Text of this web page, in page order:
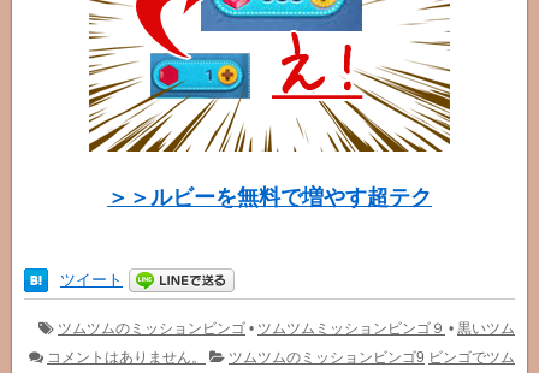
＞＞ルビーを無料で増やす超テク
ツイート
ツムツムのミッションビンゴ • ツムツムミッションビンゴ９ • 黒いツム
コメントはありません。
ツムツムのミッションビンゴ9 ビンゴでツム